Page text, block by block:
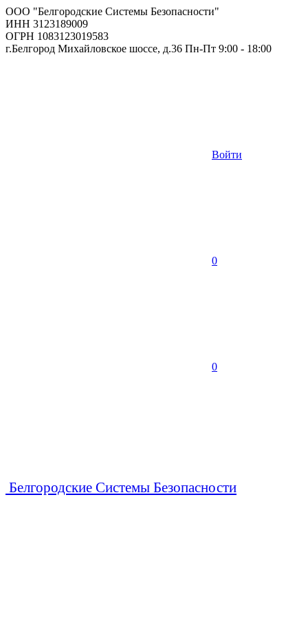
ООО "Белгородские Системы Безопасности"
ИНН 3123189009
ОГРН 1083123019583
г.Белгород Михайловское шоссе, д.36 Пн-Пт 9:00 - 18:00
Войти
0
0
Белгородские Системы Безопасности